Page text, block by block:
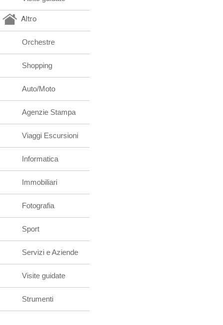
Altro
Orchestre
Shopping
Auto/Moto
Agenzie Stampa
Viaggi Escursioni
Informatica
Immobiliari
Fotografia
Sport
Servizi e Aziende
Visite guidate
Strumenti